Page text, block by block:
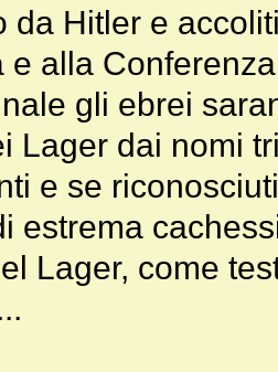
da Hitler e
e alla
gli ebrei
Lager dai nomi
e se
estrema
Lager, come